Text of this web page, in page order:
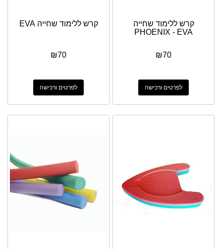
קרש ללימוד שחייה
PHOENIX - EVA
₪70
לפרטים ורכישה
קרש ללימוד שחייה EVA
₪70
לפרטים ורכישה